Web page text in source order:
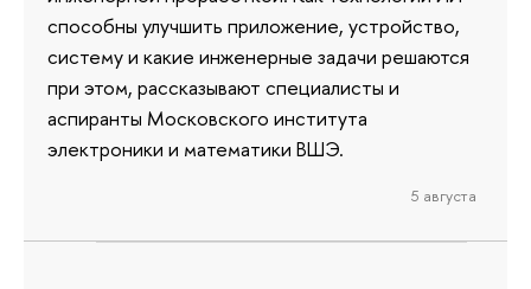
способны улучшить приложение, устройство,
систему и какие инженерные задачи решаются
при этом, рассказывают специалисты и
аспиранты Московского института
электроники и математики ВШЭ.
5 августа